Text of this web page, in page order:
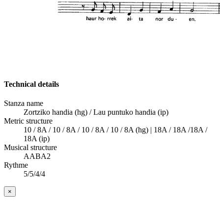
Technical details
Stanza name
Zortziko handia (hg) / Lau puntuko handia (ip)
Metric structure
10 / 8A / 10 / 8A / 10 / 8A / 10 / 8A (hg) | 18A / 18A /18A /
18A (ip)
Musical structure
AABA2
Rythme
5/5/4/4
×